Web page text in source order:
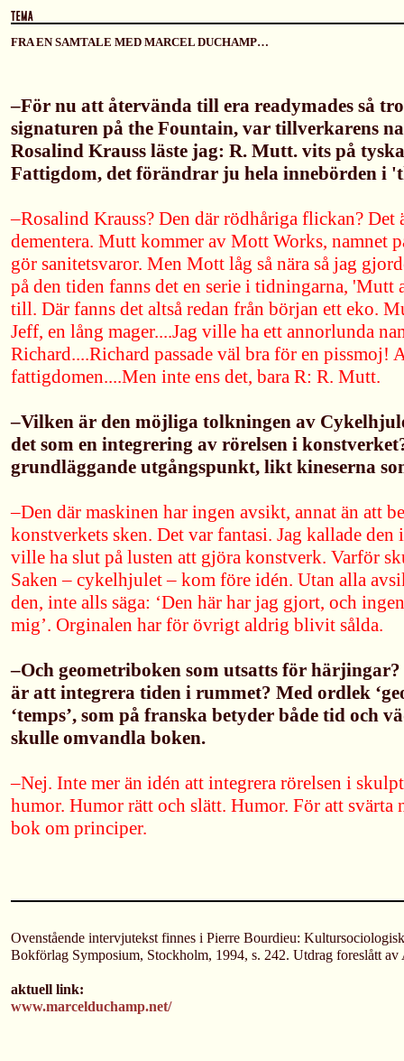
FRA EN SAMTALE MED MARCEL DUCHAMP…
–För nu att återvända till era readymades så
signaturen på the Fountain, var tillverkarens
Rosalind Krauss läste jag: R. Mutt. vits på
Fattigdom, det förändrar ju hela innebörden i
–Rosalind Krauss? Den där rödhåriga flickan?
dementera. Mutt kommer av Mott Works, namnet
gör sanitetsvaror. Men Mott låg så nära så jag
på den tiden fanns det en serie i tidningarna, 'Mutt
till. Där fanns det altså redan från början ett eko.
Jeff, en lång mager....Jag ville ha ett annorlunda
Richard....Richard passade väl bra för en pissmoj!
fattigdomen....Men inte ens det, bara R: R. Mutt.
–Vilken är den möjliga tolkningen av
det som en integrering av rörelsen i
grundläggande utgångspunkt, likt kineserna
–Den där maskinen har ingen avsikt, annat än att
konstverkets sken. Det var fantasi. Jag kallade den
ville ha slut på lusten att gjöra konstverk. Varför
Saken – cykelhjulet – kom före idén. Utan alla
den, inte alls säga: ‘Den här har jag gjort, och
mig’. Orginalen har för övrigt aldrig blivit sålda.
–Och geometriboken som utsatts för
är att integrera tiden i rummet? Med ordlek
‘temps’, som på franska betyder både tid och
skulle omvandla boken.
–Nej. Inte mer än idén att integrera rörelsen i
humor. Humor rätt och slätt. Humor. För att svärta
bok om principer.
Ovenstående intervjutekst finnes i Pierre Bourdieu:
Bokförlag Symposium, Stockholm, 1994, s. 242. Utdrag foreslått av
aktuell link:
www.marcelduchamp.net/